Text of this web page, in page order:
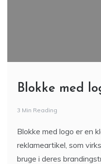
Blokke med
3 Min Reading
Blokke med logo er en
reklameartikel, som
bruge i deres